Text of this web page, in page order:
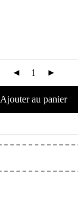
Ajouter au panier